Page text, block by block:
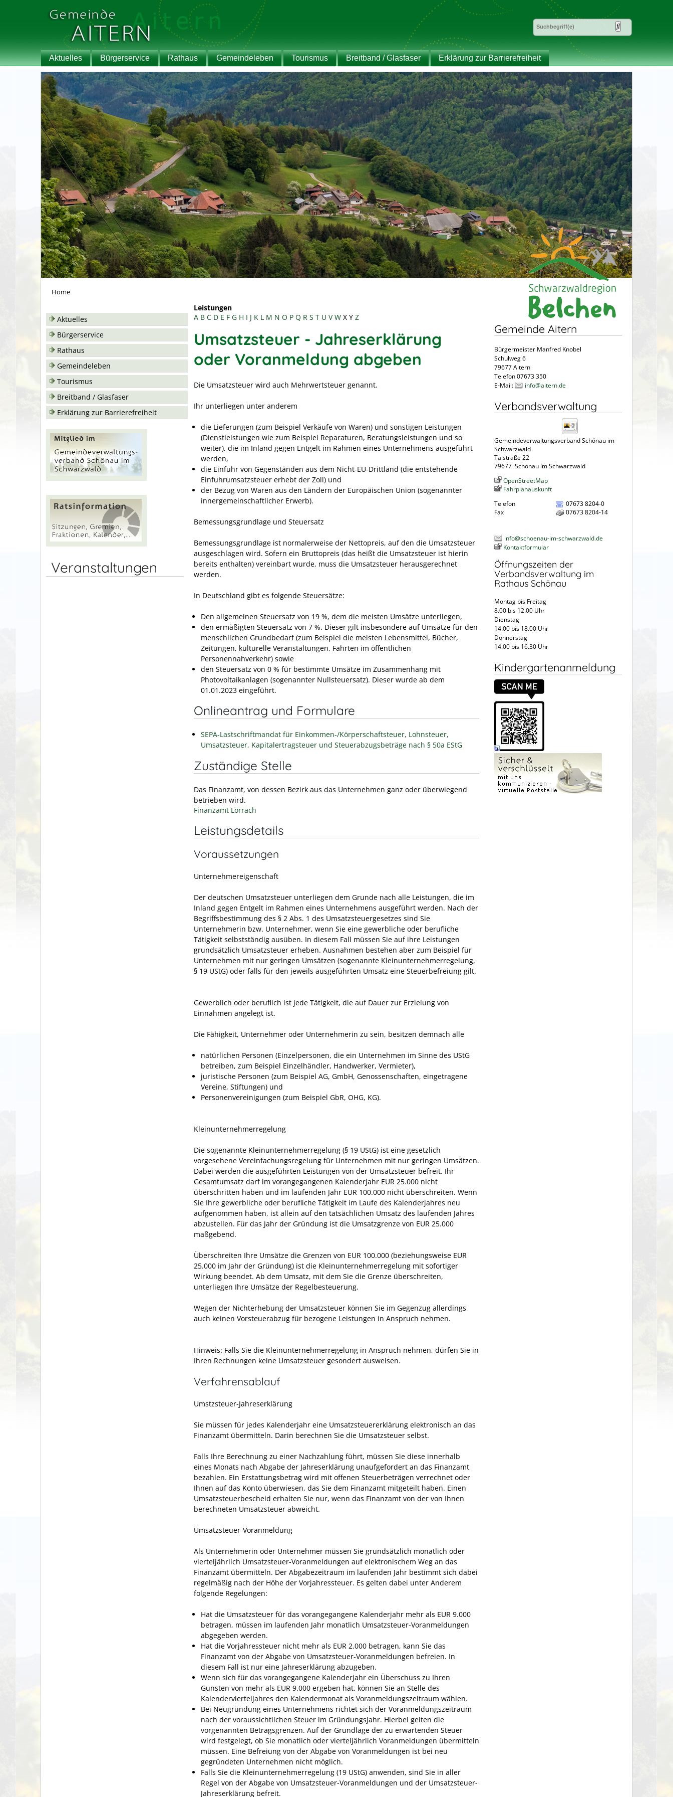
Aktuelles Bürgerservice Rathaus Gemeindeleben Tourismus Breitband / Glasfaser Erklärung zur Barrierefreiheit
Home
Aktuelles
Bürgerservice
Rathaus
Gemeindeleben
Tourismus
Breitband / Glasfaser
Erklärung zur Barrierefreiheit
Veranstaltungen
Leistungen
A B C D E F G H I J K L M N O P Q R S T U V W X Y Z
Umsatzsteuer - Jahreserklärung
oder Voranmeldung abgeben
Die Umsatzsteuer wird auch Mehrwertsteuer genannt.
Ihr unterliegen unter anderem
die Lieferungen (zum Beispiel Verkäufe von Waren) und sonstigen Leistungen
(Dienstleistungen wie zum Beispiel Reparaturen, Beratungsleistungen und so
weiter), die im Inland gegen Entgelt im Rahmen eines Unternehmens ausgeführt
werden,
die Einfuhr von Gegenständen aus dem Nicht-EU-Drittland (die entstehende
Einfuhrumsatzsteuer erhebt der Zoll) und
der Bezug von Waren aus den Ländern der Europäischen Union (sogenannter
innergemeinschaftlicher Erwerb).
Bemessungsgrundlage und Steuersatz
Bemessungsgrundlage ist normalerweise der Nettopreis, auf den die Umsatzsteuer
ausgeschlagen wird. Sofern ein Bruttopreis (das heißt die Umsatzsteuer ist hierin
bereits enthalten) vereinbart wurde, muss die Umsatzsteuer herausgerechnet
werden.
In Deutschland gibt es folgende Steuersätze:
Den allgemeinen Steuersatz von 19 %, dem die meisten Umsätze unterliegen,
den ermäßigten Steuersatz von 7 %. Dieser gilt insbesondere auf Umsätze für den
menschlichen Grundbedarf (zum Beispiel die meisten Lebensmittel, Bücher,
Zeitungen, kulturelle Veranstaltungen, Fahrten im öffentlichen
Personennahverkehr) sowie
den Steuersatz von 0 % für bestimmte Umsätze im Zusammenhang mit
Photovoltaikanlagen (sogenannter Nullsteuersatz). Dieser wurde ab dem
01.01.2023 eingeführt.
Onlineantrag und Formulare
SEPA-Lastschriftmandat für Einkommen-/Körperschaftsteuer, Lohnsteuer,
Umsatzsteuer, Kapitalertragsteuer und Steuerabzugsbeträge nach § 50a EStG
Zuständige Stelle
Das Finanzamt, von dessen Bezirk aus das Unternehmen ganz oder überwiegend
betrieben wird.
Finanzamt Lörrach
Leistungsdetails
Voraussetzungen
Unternehmereigenschaft
Der deutschen Umsatzsteuer unterliegen dem Grunde nach alle Leistungen, die im
Inland gegen Entgelt im Rahmen eines Unternehmens ausgeführt werden. Nach der
Begriffsbestimmung des § 2 Abs. 1 des Umsatzsteuergesetzes sind Sie
Unternehmerin bzw. Unternehmer, wenn Sie eine gewerbliche oder berufliche
Tätigkeit selbstständig ausüben. In diesem Fall müssen Sie auf ihre Leistungen
grundsätzlich Umsatzsteuer erheben. Ausnahmen bestehen aber zum Beispiel für
Unternehmen mit nur geringen Umsätzen (sogenannte Kleinunternehmerregelung,
§ 19 UStG) oder falls für den jeweils ausgeführten Umsatz eine Steuerbefreiung gilt.
Gewerblich oder beruflich ist jede Tätigkeit, die auf Dauer zur Erzielung von
Einnahmen angelegt ist.
Die Fähigkeit, Unternehmer oder Unternehmerin zu sein, besitzen demnach alle
natürlichen Personen (Einzelpersonen, die ein Unternehmen im Sinne des UStG
betreiben, zum Beispiel Einzelhändler, Handwerker, Vermieter),
juristische Personen (zum Beispiel AG, GmbH, Genossenschaften, eingetragene
Vereine, Stiftungen) und
Personenvereinigungen (zum Beispiel GbR, OHG, KG).
Kleinunternehmerregelung
Die sogenannte Kleinunternehmerregelung (§ 19 UStG) ist eine gesetzlich
vorgesehene Vereinfachungsregelung für Unternehmen mit nur geringen Umsätzen.
Dabei werden die ausgeführten Leistungen von der Umsatzsteuer befreit. Ihr
Gesamtumsatz darf im vorangegangenen Kalenderjahr EUR 25.000 nicht
überschritten haben und im laufenden Jahr EUR 100.000 nicht überschreiten. Wenn
Sie Ihre gewerbliche oder berufliche Tätigkeit im Laufe des Kalenderjahres neu
aufgenommen haben, ist allein auf den tatsächlichen Umsatz des laufenden Jahres
abzustellen. Für das Jahr der Gründung ist die Umsatzgrenze von EUR 25.000
maßgebend.
Überschreiten Ihre Umsätze die Grenzen von EUR 100.000 (beziehungsweise EUR
25.000 im Jahr der Gründung) ist die Kleinunternehmerregelung mit sofortiger
Wirkung beendet. Ab dem Umsatz, mit dem Sie die Grenze überschreiten,
unterliegen Ihre Umsätze der Regelbesteuerung.
Wegen der Nichterhebung der Umsatzsteuer können Sie im Gegenzug allerdings
auch keinen Vorsteuerabzug für bezogene Leistungen in Anspruch nehmen.
Hinweis: Falls Sie die Kleinunternehmerregelung in Anspruch nehmen, dürfen Sie in
Ihren Rechnungen keine Umsatzsteuer gesondert ausweisen.
Verfahrensablauf
Umstzsteuer-Jahreserklärung
Sie müssen für jedes Kalenderjahr eine Umsatzsteuererklärung elektronisch an das
Finanzamt übermitteln. Darin berechnen Sie die Umsatzsteuer selbst.
Falls Ihre Berechnung zu einer Nachzahlung führt, müssen Sie diese innerhalb
eines Monats nach Abgabe der Jahreserklärung unaufgefordert an das Finanzamt
bezahlen. Ein Erstattungsbetrag wird mit offenen Steuerbeträgen verrechnet oder
Ihnen auf das Konto überwiesen, das Sie dem Finanzamt mitgeteilt haben. Einen
Umsatzsteuerbescheid erhalten Sie nur, wenn das Finanzamt von der von Ihnen
berechneten Umsatzsteuer abweicht.
Umsatzsteuer-Voranmeldung
Als Unternehmerin oder Unternehmer müssen Sie grundsätzlich monatlich oder
vierteljährlich Umsatzsteuer-Voranmeldungen auf elektronischem Weg an das
Finanzamt übermitteln. Der Abgabezeitraum im laufenden Jahr bestimmt sich dabei
regelmäßig nach der Höhe der Vorjahressteuer. Es gelten dabei unter Anderem
folgende Regelungen:
Hat die Umsatzsteuer für das vorangegangene Kalenderjahr mehr als EUR 9.000
betragen, müssen im laufenden Jahr monatlich Umsatzsteuer-Voranmeldungen
abgegeben werden.
Hat die Vorjahressteuer nicht mehr als EUR 2.000 betragen, kann Sie das
Finanzamt von der Abgabe von Umsatzsteuer-Voranmeldungen befreien. In
diesem Fall ist nur eine Jahreserklärung abzugeben.
Wenn sich für das vorangegangene Kalenderjahr ein Überschuss zu Ihren
Gunsten von mehr als EUR 9.000 ergeben hat, können Sie an Stelle des
Kalendervierteljahres den Kalendermonat als Voranmeldungszeitraum wählen.
Bei Neugründung eines Unternehmens richtet sich der Voranmeldungszeitraum
nach der voraussichtlichen Steuer im Gründungsjahr. Hierbei gelten die
vorgenannten Betragsgrenzen. Auf der Grundlage der zu erwartenden Steuer
wird festgelegt, ob Sie monatlich oder vierteljährlich Voranmeldungen übermitteln
müssen. Eine Befreiung von der Abgabe von Voranmeldungen ist bei neu
gegründeten Unternehmen nicht möglich.
Falls Sie die Kleinunternehmerregelung (19 UStG) anwenden, sind Sie in aller
Regel von der Abgabe von Umsatzsteuer-Voranmeldungen und der Umsatzsteuer-
Jahreserklärung befreit.
Gemeinde Aitern
Bürgermeister Manfred Knobel
Schulweg 6
79677 Aitern
Telefon 07673 350
E-Mail:
info@aitern.de
Verbandsverwaltung
Gemeindeverwaltungsverband Schönau im
Schwarzwald
Talstraße 22
79677 Schönau im Schwarzwald
OpenStreetMap
Fahrplanauskunft
Telefon
07673 8204-0
Fax
07673 8204-14
info@schoenau-im-schwarzwald.de
Kontaktformular
Öffnungszeiten der
Verbandsverwaltung im
Rathaus Schönau
Montag bis Freitag
8.00 bis 12.00 Uhr
Dienstag
14.00 bis 18.00 Uhr
Donnerstag
14.00 bis 16.30 Uhr
Kindergartenanmeldung